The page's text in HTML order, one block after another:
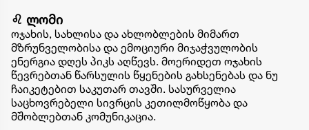
♌ ლომი
ოჯახის, სახლისა და ახლობლების მიმართ
მზრუნველობისა და ემოციური მიჯაჭვულობის
ენერგია დღეს პიკს აღწევს. მოერიდეთ ოჯახის
წევრებთან წარსულის წყენების გახსენებას და ნუ
ჩაიკეტებით საკუთარ თავში. სასურველია
საცხოვრებელი სივრცის კეთილმოწყობა და
მშობლებთან კომუნიკაცია.